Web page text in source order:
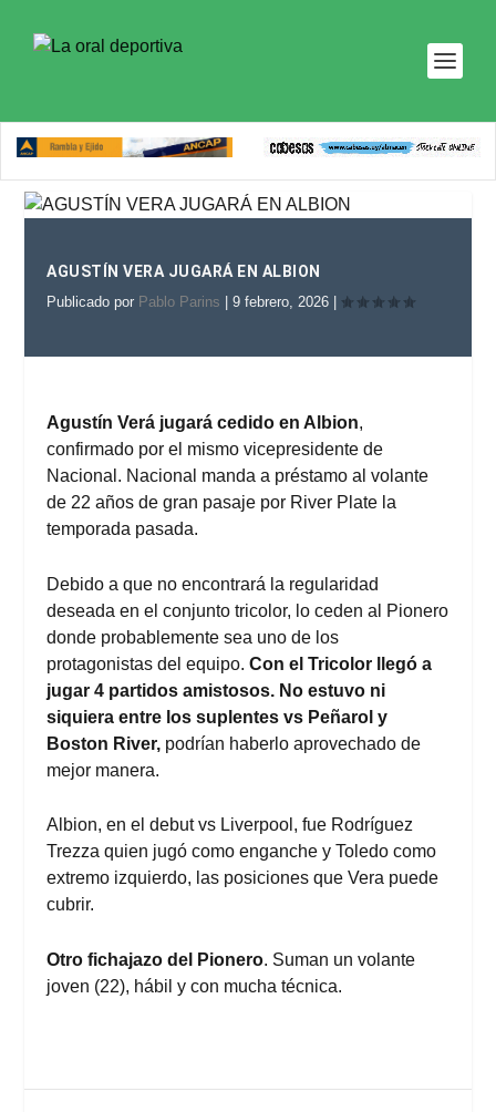
AGUSTÍN VERA JUGARÁ EN ALBION
Publicado por Pablo Parins |9 febrero, 2026
Agustín Verá jugará cedido en Albion,
confirmado por el mismo vicepresidente de
Nacional. Nacional manda a préstamo al volante
de 22 años de gran pasaje por River Plate la
temporada pasada.
Debido a que no encontrará la regularidad
deseada en el conjunto tricolor, lo ceden al Pionero
donde probablemente sea uno de los
protagonistas del equipo.Con el Tricolor llegó a
jugar 4 partidos amistosos. No estuvo ni
siquiera entre los suplentes vs Peñarol y
Boston River, podrían haberlo aprovechado de
mejor manera.
Albion, en el debut vs Liverpool, fue Rodríguez
Trezza quien jugó como enganche y Toledo como
extremo izquierdo, las posiciones que Vera puede
cubrir.
Otro fichajazo del Pionero. Suman un volante
joven (22), hábil y con mucha técnica.